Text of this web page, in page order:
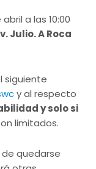
a las 10:00
Julio. A Roca
siguiente
y al respecto
y solo si
limitados.
quedarse